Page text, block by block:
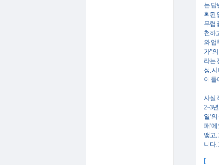
는 답
획된
무렵
천하
와 업
가”
라는
성,
이 들
사실
2~3
열’
패’
맺고,
니다.
[